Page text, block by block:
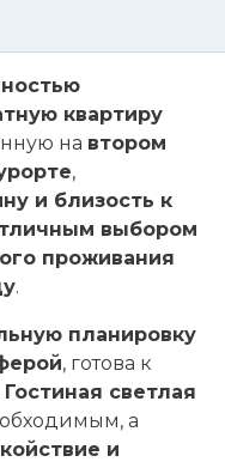
квартиру
на втором
,
и близость к
выбором
проживания
.
планировку
, готова к
Гостиная светлая
а
и